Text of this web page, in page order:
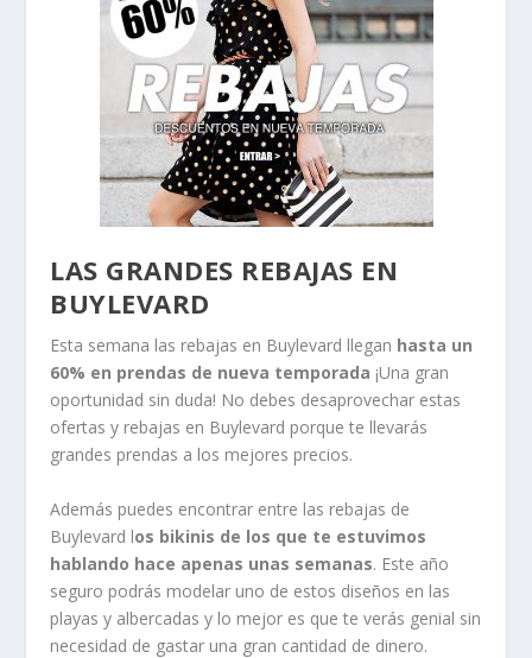
LAS GRANDES REBAJAS EN
BUYLEVARD
Esta semana las rebajas en Buylevard llegan hasta un
60% en prendas de nueva temporada ¡Una gran
oportunidad sin duda! No debes desaprovechar estas
ofertas y rebajas en Buylevard porque te llevarás
grandes prendas a los mejores precios.
Además puedes encontrar entre las rebajas de
Buylevard los bikinis de los que te estuvimos
hablando hace apenas unas semanas. Este año
seguro podrás modelar uno de estos diseños en las
playas y albercadas y lo mejor es que te verás genial sin
necesidad de gastar una gran cantidad de dinero.